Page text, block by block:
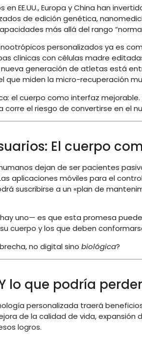
en EE.UU., Europa y China han
de edición genética,
más allá del rango
nootrópicos personalizados ya es
clínicas con células madre
generación de atletas está
que miden la micro-recuperación
el cuerpo como interfaz
el riesgo de convertirse en el
El cuerpo
dejan de ser pacientes
aplicaciones móviles para el
suscribirse a un «plan de
uno— es que esta promesa
cuerpo y los que deben
no digital sino biológica?
lo que podría
personalizada traerá
de la calidad de vida, expansión
logros.